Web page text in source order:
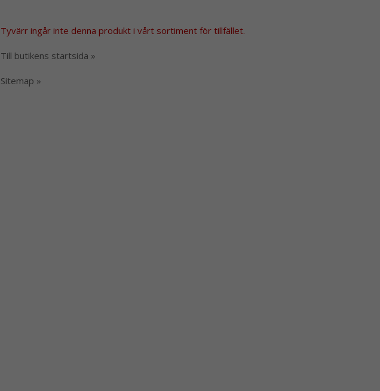
Tyvärr ingår inte denna produkt i vårt sortiment för tillfället.
Till butikens startsida »
Sitemap »